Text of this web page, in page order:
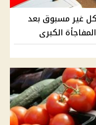
غير مسبوق بعد
الكبرى